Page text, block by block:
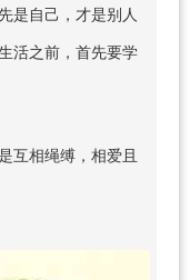
是自己，才是别人
活之前，首先要学
互相绳缚，相爱且